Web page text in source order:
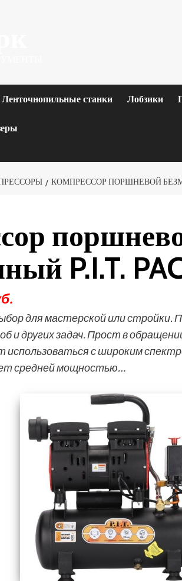
Ленточнопильные станки Лобзики
КОМПРЕССОР ПОРШНЕВОЙ
P.I.T.
для мастерской или стройки.
и других задач. Прост в
использоваться с широким
средней мощностью…